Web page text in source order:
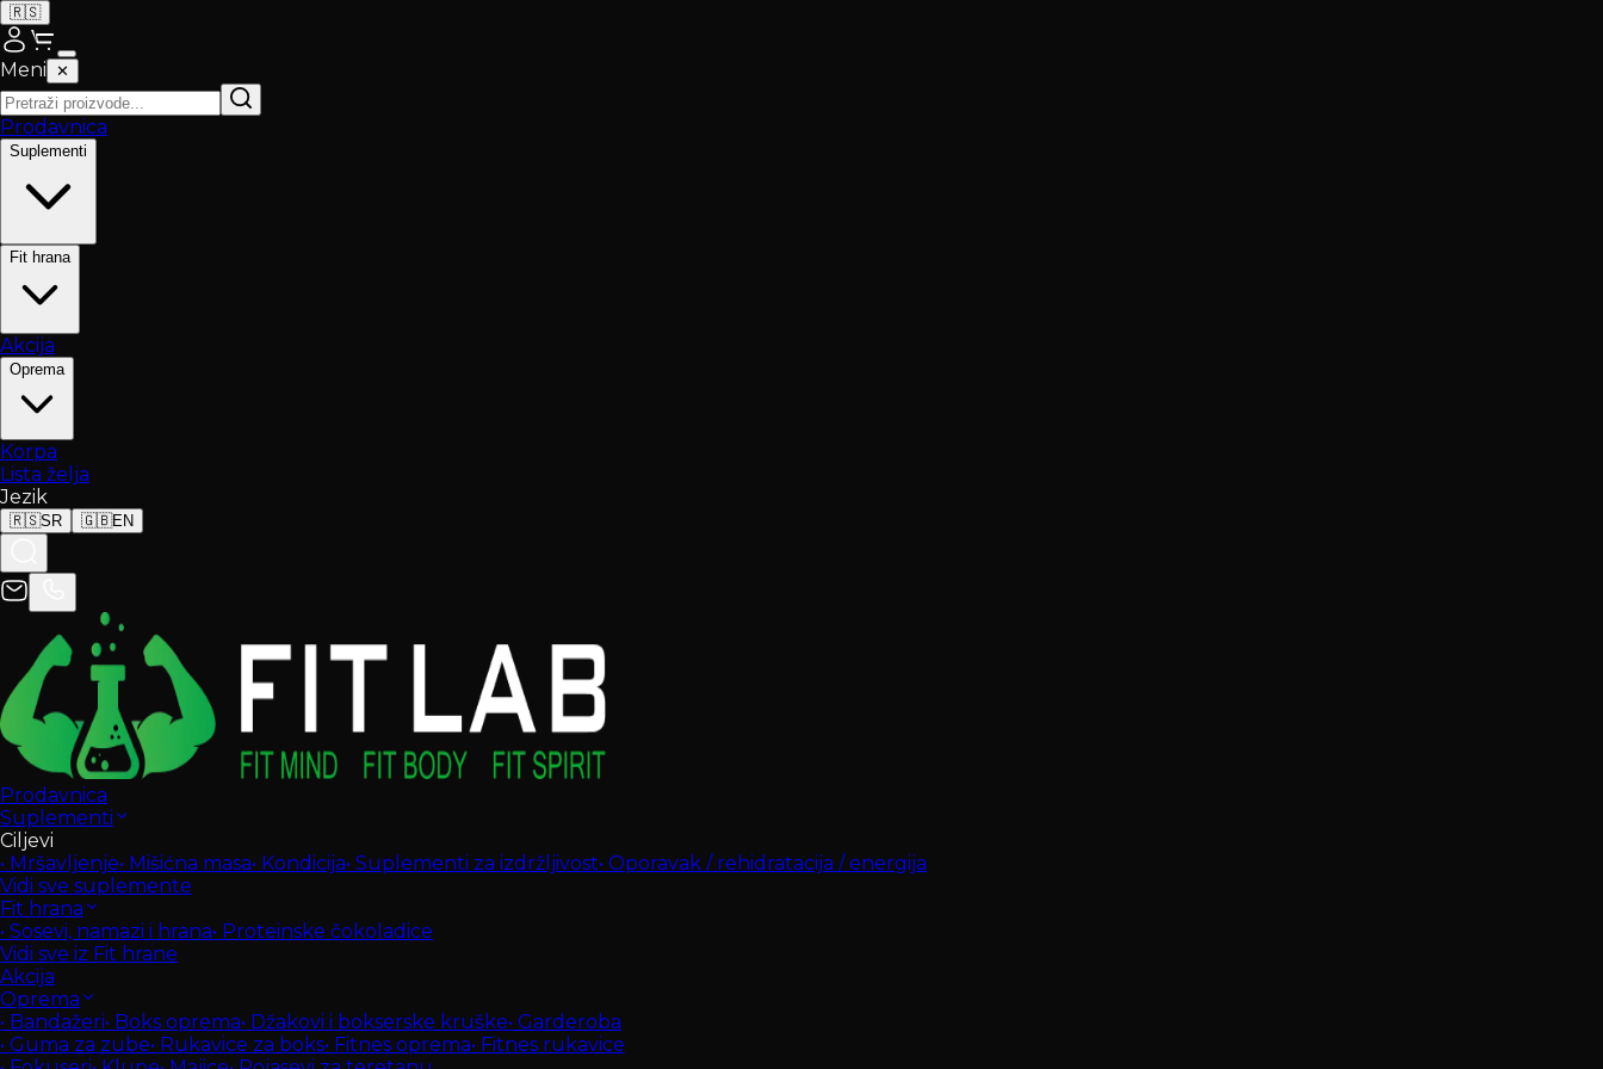
🇷🇸
Meni ✕
Prodavnica
Suplementi
Fit hrana
Akcija
Oprema
Korpa
Lista želja
Jezik
🇷🇸SR 🇬🇧EN
Prodavnica
Suplementi
Ciljevi
• Mršavljenje• Mišićna masa• Kondicija• Suplementi za izdržljivost• Oporavak / rehidratacija / energija
Vidi sve suplemente
Fit hrana
• Sosevi, namazi i hrana• Proteinske čokoladice
Vidi sve iz Fit hrane
Akcija
Oprema
• Bandažeri• Boks oprema• Džakovi i bokserske kruške• Garderoba
• Guma za zube• Rukavice za boks• Fitnes oprema• Fitnes rukavice